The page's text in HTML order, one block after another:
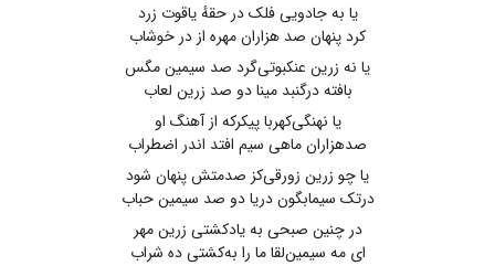
یا به جادویی فلک در حقهٔ یاقوت زرد
کرد پنهان صد هزاران مهره از در خوشاب
یا نه زرین عنکبوتی‌گرد صد سیمین مگس
بافته درگنبد مینا دو صد زرین لعاب
یا نهنگی‌کهربا پیکرکه از آهنگ او
صدهزاران ماهی سیم افتد اندر اضطراب
یا چو زرین زورقی‌کز صدمتش پنهان شود
درتک سیمابگون دریا دو صد سیمین حباب
در چنین صبحی به یادکشتی زرین مهر
ای مه سیمین‌لقا ما را به‌کشتی ده شراب